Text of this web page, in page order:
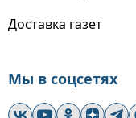
Доставка газет
Мы в соцсетях